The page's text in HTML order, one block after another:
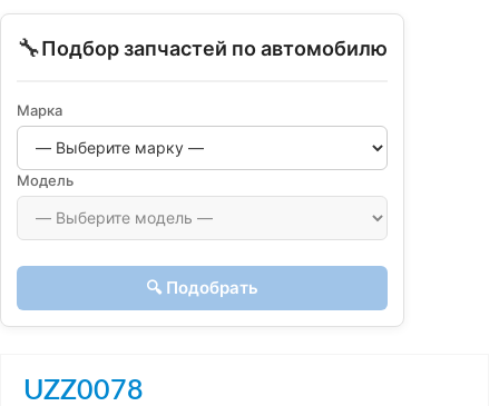
🔧Подбор запчастей по автомобилю
Марка
Модель
🔍 Подобрать
UZZ0078